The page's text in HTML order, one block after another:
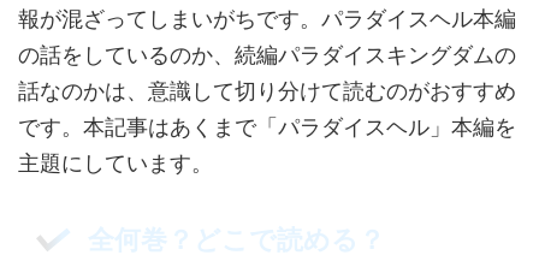
報が混ざってしまいがちです。パラダイスヘル本編
の話をしているのか、続編パラダイスキングダムの
話なのかは、意識して切り分けて読むのがおすすめ
です。本記事はあくまで「パラダイスヘル」本編を
主題にしています。
全何巻？どこで読める？